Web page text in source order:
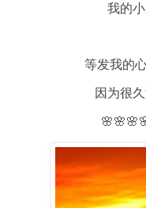
我的
等发我的
因为很